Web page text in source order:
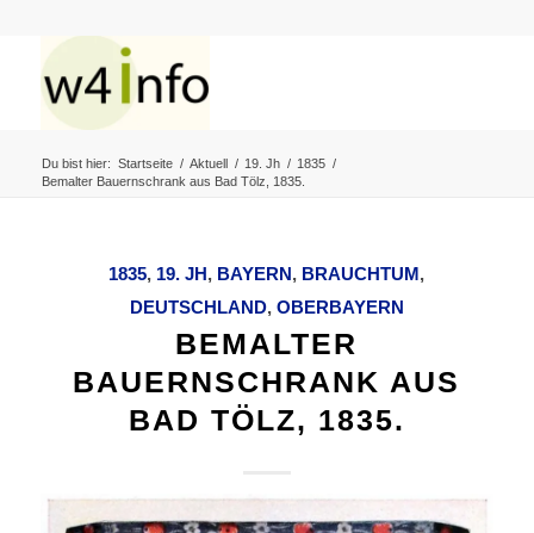
Du bist hier: Startseite / Aktuell / 19. Jh / 1835 /
Bemalter Bauernschrank aus Bad Tölz, 1835.
1835, 19. JH, BAYERN, BRAUCHTUM,
DEUTSCHLAND, OBERBAYERN
BEMALTER
BAUERNSCHRANK AUS
BAD TÖLZ, 1835.